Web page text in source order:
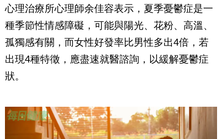
心理治療所心理師余佳容表示，夏季憂鬱症是一
種季節性情感障礙，可能與陽光、花粉、高溫、
孤獨感有關，而女性好發率比男性多出4倍，若
出現4種特徵，應盡速就醫諮詢，以緩解憂鬱症
狀。